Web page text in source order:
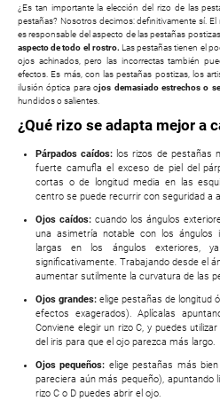
¿Es tan importante la elección del rizo de las
pestañas? Nosotros decimos: definitivamente sí.
es responsable del aspecto de las pestañas
aspecto de todo el rostro. Las pestañas tienen el
ojos achinados, pero las incorrectas también
efectos. Es más, con las pestañas postizas, los
ilusión óptica para ojos demasiado estrechos o
hundidos o salientes.
¿Qué rizo se adapta mejor a
Párpados caídos: los rizos de pestañas
fuerte camufla el exceso de piel del
cortas o de longitud media en las
centro se puede recurrir con seguridad a
Ojos caídos: cuando los ángulos
una asimetría notable con los ángulos
largas en los ángulos exteriores,
significativamente. Trabajando desde el
aumentar sutilmente la curvatura de las
Ojos grandes: elige pestañas de longitud
efectos exagerados). Aplícalas
Conviene elegir un rizo C, y puedes
del iris para que el ojo parezca más largo.
Ojos pequeños: elige pestañas más
pareciera aún más pequeño), apuntando
rizo C o D puedes abrir el ojo.